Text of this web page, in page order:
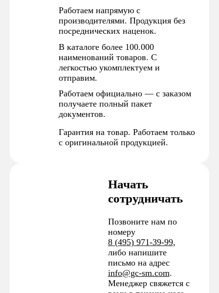
Работаем напрямую с
производителями. Продукция без
посреднических наценок.
В каталоге более 100.000
наименований товаров. С
легкостью укомплектуем и
отправим.
Работаем официально — с заказом
получаете полный пакет
документов.
Гарантия на товар. Работаем только
с оригинальной продукцией.
Начать
сотрудничать
Позвоните нам по
номеру
8 (495) 971-39-99,
либо напишите
письмо на адрес
info@gc-sm.com.
Менеджер свяжется с